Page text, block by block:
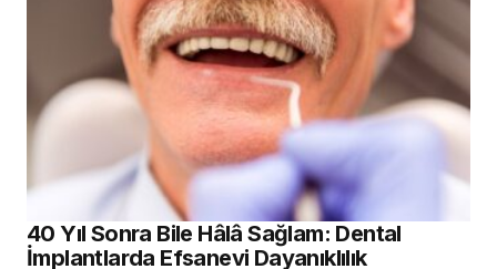
40 Yıl Sonra Bile Hâlâ Sağlam: Dental
İmplantlarda Efsanevi Dayanıklılık